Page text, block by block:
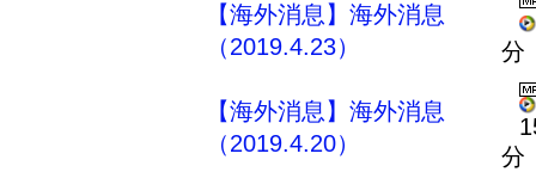
【海外消息】海外消息
（2019.4.23）
分
【海外消息】海外消息
（2019.4.20）
分